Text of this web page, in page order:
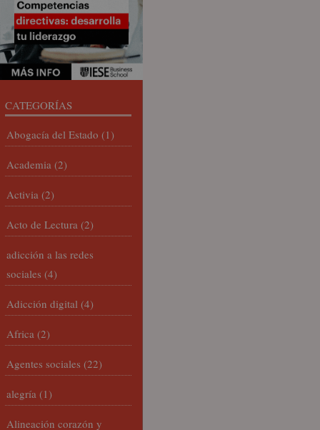
CATEGORÍAS
Abogacía del Estado (1)
Academia (2)
Activia (2)
Acto de Lectura (2)
adicción a las redes
sociales (4)
Adicción digital (4)
Africa (2)
Agentes sociales (22)
alegría (1)
Alineación corazón y